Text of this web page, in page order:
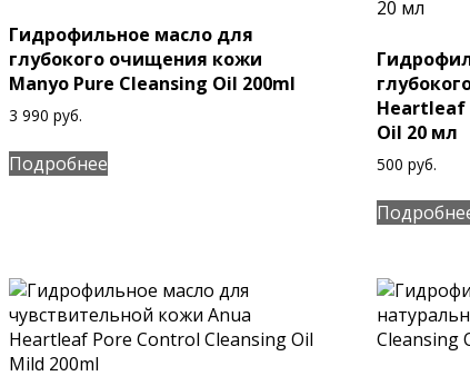
Гидрофильное масло для
глубокого очищения кожи
Manyo Pure Cleansing Oil 200ml
3 990 руб.
Подробнее
Heartleaf
Oil 20 мл
500 руб.